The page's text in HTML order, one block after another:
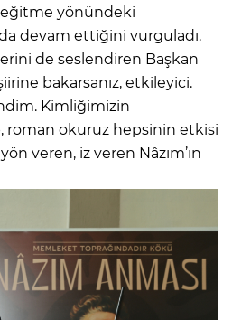
yönündeki
da devam ettiğini vurguladı.
de seslendiren Başkan
bakarsanız, etkileyici.
Kimliğimizin
roman okuruz hepsinin etkisi
veren, iz veren Nâzım’ın